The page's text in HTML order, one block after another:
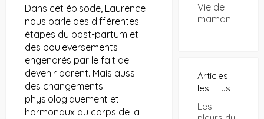
Dans cet épisode, Laurence
nous parle des différentes
étapes du post-partum et
des bouleversements
engendrés par le fait de
devenir parent. Mais aussi
des changements
physiologiquement et
hormonaux du corps de la
Vie de
maman
Articles
les + lus
Les